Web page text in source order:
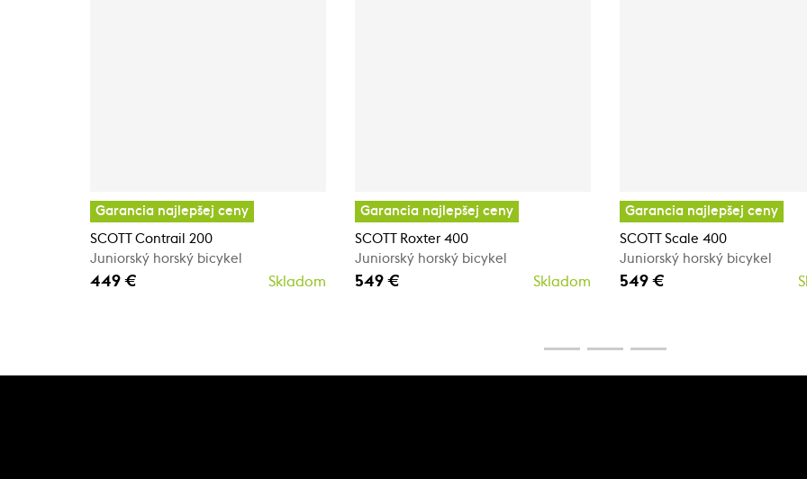
Garancia najlepšej ceny
SCOTT Contrail 200
Juniorský horský bicykel
449 € Skladom
Garancia najlepšej ceny
SCOTT Roxter 400
Juniorský horský bicykel
549 € Skladom
Garancia najlepšej ceny
SCOTT Scale 400
Juniorský horský bicykel
549 €